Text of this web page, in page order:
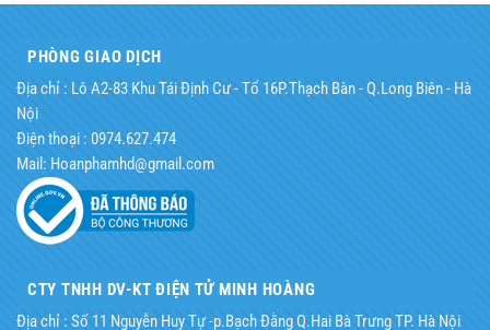
PHÒNG GIAO DỊCH
Địa chỉ : Lô A2-83 Khu Tái Định Cư - Tổ 16P.Thạch Bàn - Q.Long Biên - Hà
Nội
Điện thoại : 0974.627.474
Mail: Hoanphamhd@gmail.com
CTY TNHH DV-KT ĐIỆN TỬ MINH HOÀNG
Địa chỉ : Số 11 Nguyễn Huy Tự -p.Bạch Đằng Q.Hai Bà Trưng TP. Hà Nội